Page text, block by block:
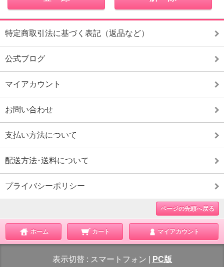
特定商取引法に基づく表記（返品など）
公式ブログ
マイアカウント
お問い合わせ
支払い方法について
配送方法･送料について
プライバシーポリシー
ページの先頭へ戻る
ホーム カート マイアカウント
表示切替 : スマートフォン PC版